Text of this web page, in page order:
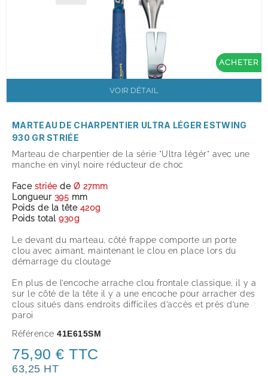
ACHETER
VOIR DÉTAIL
MARTEAU DE CHARPENTIER ULTRA LÉGER ESTWING
930 GR STRIÉE
Marteau de charpentier de la série "Ultra légér" avec une
manche en vinyl noire réducteur de choc
Face striée deØ 27mm
Longueur 395 mm
Poids de la tête 420g
Poids total 930g
Le devant du marteau, côté frappe comporte un porte
clou avec aimant, maintenant le clou en place lors du
démarrage du cloutage
En plus de l’encoche arrache clou frontale classique, il y a
sur le côté de la tête il y a une encoche pour arracher des
clous situés dans endroits difficiles d’accès et près d’une
paroi
Référence 41E615SM
75,90 € TTC
63,25 HT